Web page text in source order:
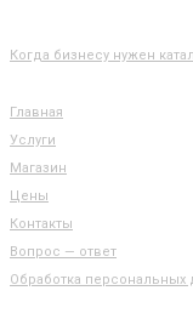
Когда бизнесу нужен
Главная
Услуги
Магазин
Цены
Контакты
Вопрос — ответ
Обработка персональных